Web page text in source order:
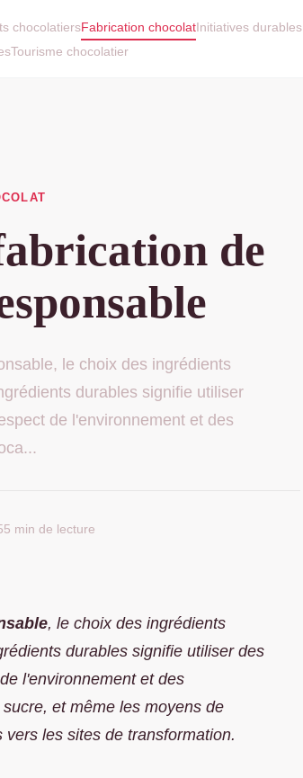
chocolatiersFabrication chocolatInitiatives durables
Tourisme chocolatier
de
le choix des ingrédients
durables signifie utiliser
de l'environnement et des
5 min de lecture
, le choix des ingrédients
durables signifie utiliser des
l'environnement et des
et même les moyens de
les sites de transformation.